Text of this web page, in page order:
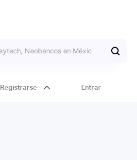
Registrarse Entrar